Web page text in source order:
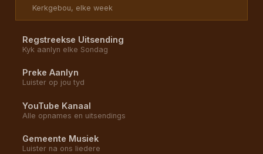
Kerkgebou, elke week
Regstreekse Uitsending
Kyk aanlyn elke Sondag
Preke Aanlyn
Luister op jou tyd
YouTube Kanaal
Alle opnames en uitsendings
Gemeente Musiek
Luister na ons liedere